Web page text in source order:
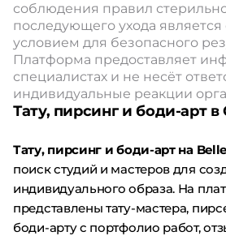
соблюдения правил
последующего ухода
условием для безопасного
Платформа предоставляет
специалистах и не несёт
индивидуальные реакции
Тату, пирсинг и боди-арт
Тату, пирсинг и боди-арт на
поиск студий и мастеров для
индивидуального образа. На
представлены тату-мастера,
боди-арту с портфолио работ,